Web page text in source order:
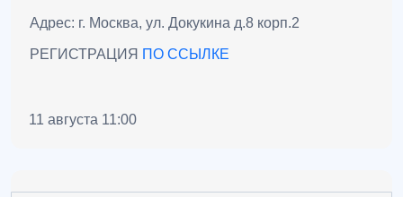
Адрес: г. Москва, ул. Докукина д.8 корп.2
РЕГИСТРАЦИЯ ПО ССЫЛКЕ
11 августа 11:00